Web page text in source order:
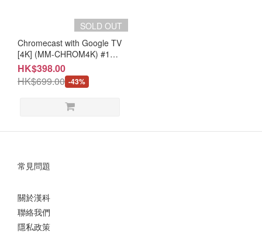
SOLD OUT
Chromecast with Google TV
[4K] (MM-CHROM4K) #1
Year Warranty#Parallel
Goods#UK power cord not
included
HK$398.00
HK$699.00 -43%
常見問題
關於漢科
聯絡我們
隱私政策